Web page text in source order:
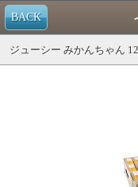
BACK
ジューシー みかんちゃん